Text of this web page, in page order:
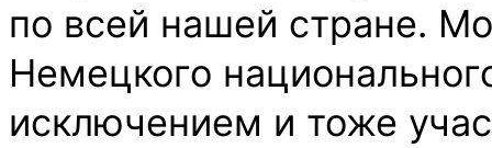
по всей нашей стране.
Немецкого
исключением и тоже